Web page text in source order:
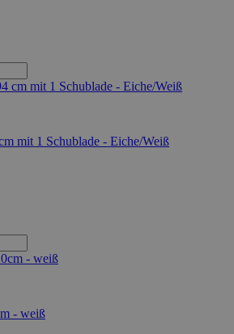
mit 1 Schublade - Eiche/Weiß
- weiß